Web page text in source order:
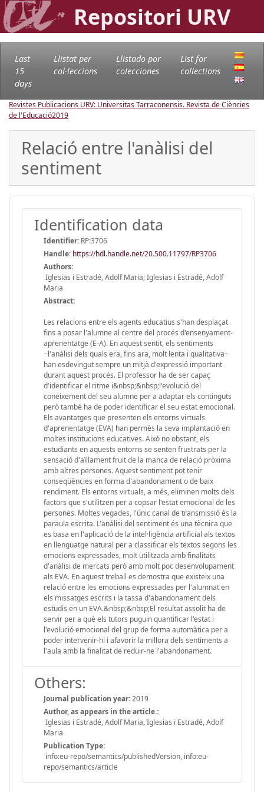
Repositori URV
Last
15
days
Llistat per
col·leccions
Llistado por
colecciones
List for
collections
Revistes Publicacions URV: Universitas Tarraconensis. Revista de Ciències
de l'Educació2019
Relació entre l'anàlisi del
sentiment
Identification data
Identifier: RP:3706
Handle: https://hdl.handle.net/20.500.11797/RP3706
Authors:
Iglesias i Estradé, Adolf Maria; Iglesias i Estradé, Adolf
Maria
Abstract:
Les relacions entre els agents educatius s'han desplaçat
fins a posar l'alumne al centre del procés d'ensenyament-
aprenentatge (E-A). En aquest sentit, els sentiments
−l'anàlisi dels quals era, fins ara, molt lenta i qualitativa−
han esdevingut sempre un mitjà d'expressió important
durant aquest procés. El professor ha de ser capaç
d'identificar el ritme i&nbsp;&nbsp;l'evolució del
coneixement del seu alumne per a adaptar els continguts
però també ha de poder identificar el seu estat emocional.
Els avantatges que presenten els entorns virtuals
d'aprenentatge (EVA) han permès la seva implantació en
moltes institucions educatives. Això no obstant, els
estudiants en aquests entorns se senten frustrats per la
sensació d'aïllament fruit de la manca de relació pròxima
amb altres persones. Aquest sentiment pot tenir
conseqüències en forma d'abandonament o de baix
rendiment. Els entorns virtuals, a més, eliminen molts dels
factors que s'utilitzen per a copsar l'estat emocional de les
persones. Moltes vegades, l'únic canal de transmissió és la
paraula escrita. L'anàlisi del sentiment és una tècnica que
es basa en l'aplicació de la intel·ligència artificial als textos
en llenguatge natural per a classificar els textos segons les
emocions expressades, molt utilitzada amb finalitats
d'anàlisi de mercats però amb molt poc desenvolupament
als EVA. En aquest treball es demostra que existeix una
relació entre les emocions expressades per l'alumnat en
els missatges escrits i la tassa d'abandonament dels
estudis en un EVA.&nbsp;&nbsp;El resultat assolit ha de
servir per a què els tutors puguin quantificar l'estat i
l'evolució emocional del grup de forma automàtica per a
poder intervenir-hi i afavorir la millora dels sentiments a
l'aula amb la finalitat de reduir-ne l'abandonament.
Others:
Journal publication year:2019
Author, as appears in the article.:
Iglesias i Estradé, Adolf Maria, Iglesias i Estradé, Adolf
Maria
Publication Type:
info:eu-repo/semantics/publishedVersion, info:eu-
repo/semantics/article